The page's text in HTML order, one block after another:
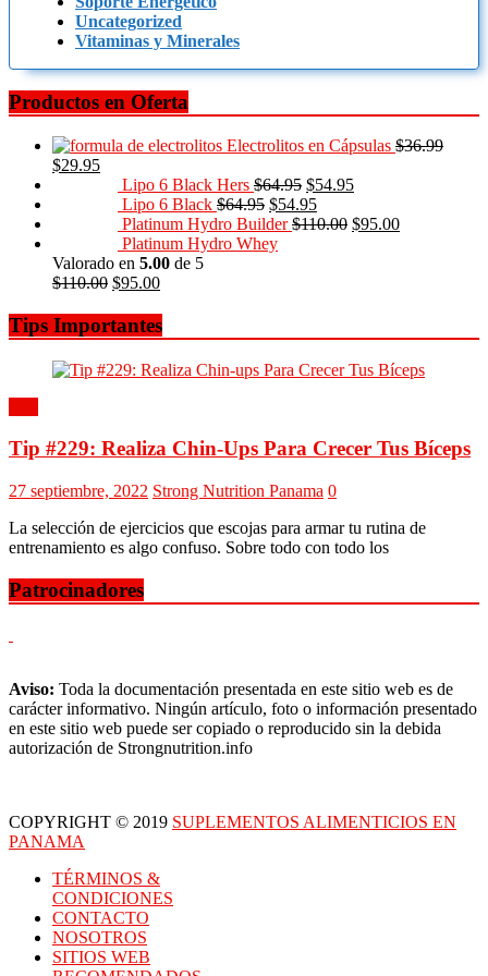
Uncategorized
Vitaminas y Minerales
Productos en Oferta
Electrolitos en Cápsulas $36.99
$29.95
Lipo 6 Black Hers $64.95 $54.95
Lipo 6 Black $64.95 $54.95
Platinum Hydro Builder $110.00 $95.00
Platinum Hydro Whey
Valorado en 5.00 de 5
$110.00 $95.00
Tips Importantes
Tip #229: Realiza Chin-Ups Para Crecer Tus Bíceps
27 septiembre, 2022 Strong Nutrition Panama 0
La selección de ejercicios que escojas para armar tu rutina de
entrenamiento es algo confuso. Sobre todo con todo los
Patrocinadores
Aviso: Toda la documentación presentada en este sitio web es de
carácter informativo. Ningún artículo, foto o información presentado
en este sitio web puede ser copiado o reproducido sin la debida
autorización de Strongnutrition.info
COPYRIGHT © 2019 SUPLEMENTOS ALIMENTICIOS EN
PANAMA
TÉRMINOS &
CONDICIONES
CONTACTO
NOSOTROS
SITIOS WEB